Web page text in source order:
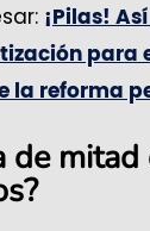
¡Pilas!
para
la reforma
de mitad